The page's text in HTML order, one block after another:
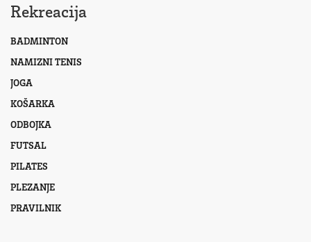
Rekreacija
BADMINTON
NAMIZNI TENIS
JOGA
KOŠARKA
ODBOJKA
FUTSAL
PILATES
PLEZANJE
PRAVILNIK